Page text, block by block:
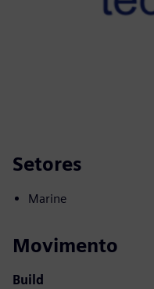
Setores
Marine
Movimento
Build